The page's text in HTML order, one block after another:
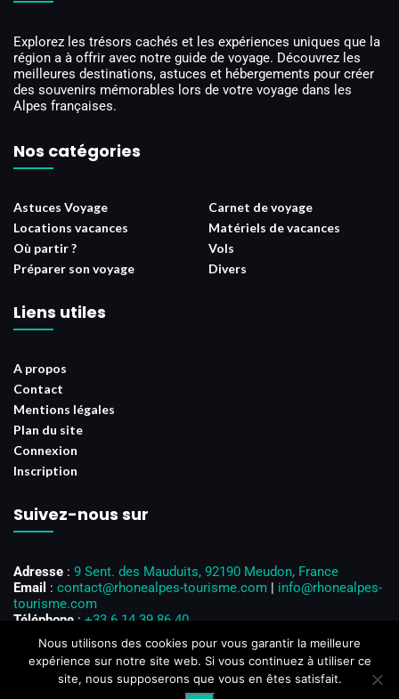
Explorez les trésors cachés et les expériences uniques que la
région a à offrir avec notre guide de voyage. Découvrez les
meilleures destinations, astuces et hébergements pour créer
des souvenirs mémorables lors de votre voyage dans les
Alpes françaises.
Nos catégories
Astuces Voyage
Carnet de voyage
Locations vacances
Matériels de vacances
Où partir ?
Vols
Préparer son voyage
Divers
Liens utiles
A propos
Contact
Mentions légales
Plan du site
Connexion
Inscription
Suivez-nous sur
Adresse : 9 Sent. des Mauduits, 92190 Meudon, France
Email : contact@rhonealpes-tourisme.com | info@rhonealpes-
tourisme.com
Téléphone : +33 6 14 39 86 40
Horaires d’ouverture
: Du lundi au vendredi, de 8h00 à 18h00
Nous utilisons des cookies pour vous garantir la meilleure
expérience sur notre site web. Si vous continuez à utiliser ce
site, nous supposerons que vous en êtes satisfait.